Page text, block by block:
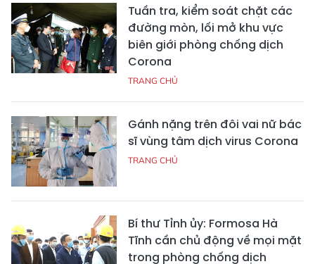
Tuần tra, kiểm soát chặt các
đường mòn, lối mở khu vực
biên giới phòng chống dịch
Corona
TRANG CHỦ
Gánh nặng trên đôi vai nữ bác
sĩ vùng tâm dịch virus Corona
TRANG CHỦ
Bí thư Tỉnh ủy: Formosa Hà
Tĩnh cần chủ động về mọi mặt
trong phòng chống dịch